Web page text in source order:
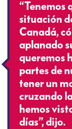
“Tenemos
situación
Canadá,
aplanado
queremos
partes de
tener un
cruzando
hemos
días”, dijo.